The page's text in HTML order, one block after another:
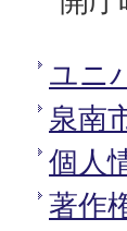
ユニ
泉南
個人
著作